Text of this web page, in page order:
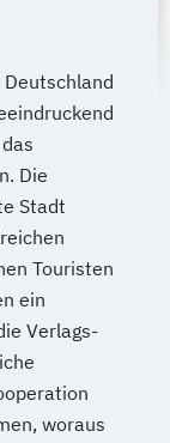
Die
Stadt
Touristen
ein
Verlags-
woraus